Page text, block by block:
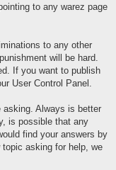
to any warez page
to any other
will be hard.
If you want to publish
User Control Panel.
Always is better
is possible that any
find your answers by
asking for help, we